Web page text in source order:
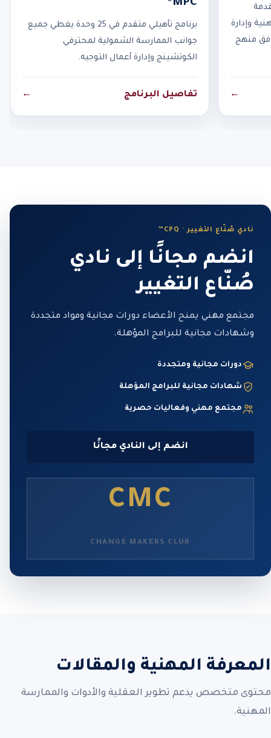
وإدارة
منهج
←
MPC®
برنامج تأهيلي متقدم في 25 وحدة يغطي جميع
جوانب الممارسة الشمولية لمحترفي
الكوتشينج وإدارة أعمال التوجيه.
تفاصيل البرنامج ←
نادي صُنّاع التغيير · CPQ™
انضم مجانًا إلى نادي
صُنّاع التغيير
مجتمع مهني يمنح الأعضاء دورات مجانية ومواد متجددة
وشهادات مجانية للبرامج المؤهلة.
دورات مجانية ومتجددة
شهادات مجانية للبرامج المؤهلة
مجتمع مهني وفعاليات حصرية
انضم إلى النادي مجانًا
CMC
CHANGE MAKERS CLUB
المعرفة المهنية والمقالات
محتوى متخصص يدعم تطوير العقلية والأدوات والممارسة
المهنية.